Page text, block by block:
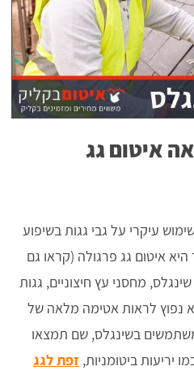
איטום גג
עיקרי על גבי גגות בשיפוע
איטום גג פרגולה (קראו גם
מחסני עץ חיצוניים, גגות
נפוץ לראות אטימה מלאה של
בשינגלס, שם תמצאו
יריעות ביטומניות, זפת לגג